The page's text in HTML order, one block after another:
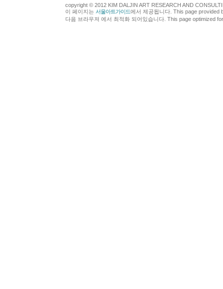
copyright © 2012 KIM DALJIN ART RESEARCH AND
이 페이지는 서울아트가이드에서 제공됩니다. This page provided
다음 브라우져 에서 최적화 되어있습니다. This page optimized